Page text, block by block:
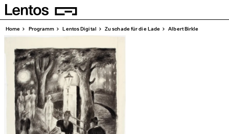
Homepage
Seiten
Home Pro­gramm Lentos Digi­tal Zu scha­de für die Lade Albert Birk­le